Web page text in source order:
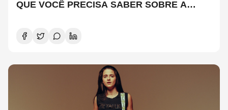
QUE VOCÊ PRECISA SABER SOBRE A